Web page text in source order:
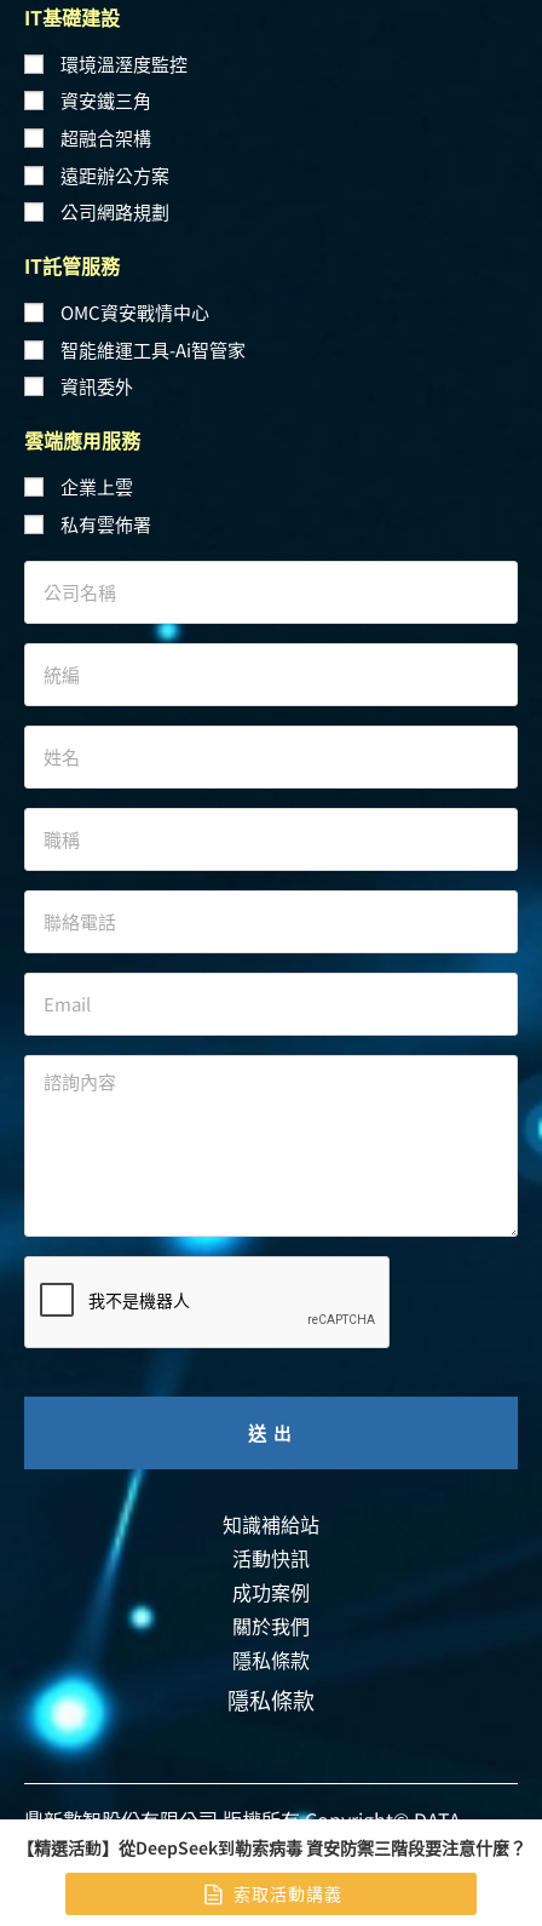
【精選活動】從DeepSeek到勒索病毒 資安防禦三階段要注意什麼？
索取活動講義
IT基礎建設
環境溫溼度監控
資安鐵三角
超融合架構
遠距辦公方案
公司網路規劃
IT託管服務
OMC資安戰情中心
智能維運工具-Ai智管家
資訊委外
雲端應用服務
企業上雲
私有雲佈署
知識補給站
活動快訊
成功案例
關於我們
隱私條款
隱私條款
鼎新數智股份有限公司 版權所有 Copyright© DATA
SYSTEMS CO., LTD. All rights reserved.